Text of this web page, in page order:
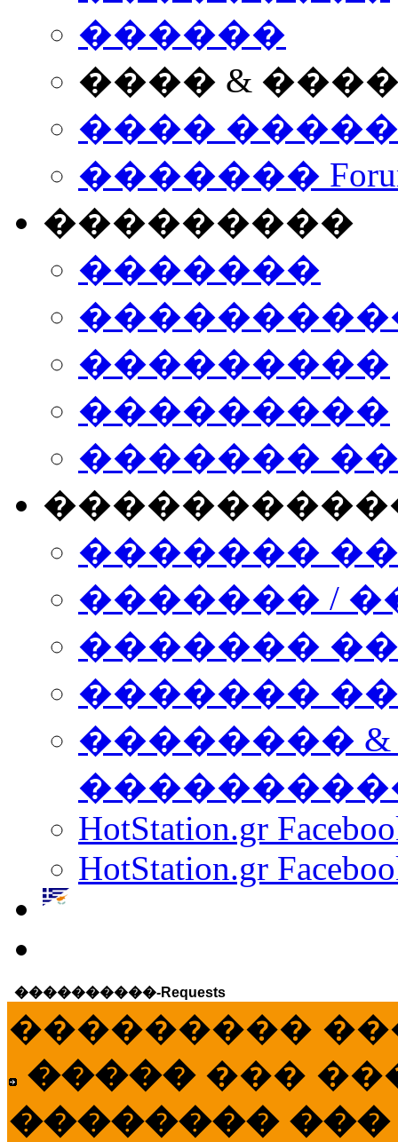
������
���� &
����
�������
���������
�������
���������
���������
�������
�������
������� /
�������
������� ���
��������
HotStation.gr
HotStation.gr
����������-Requests
���������
����� ���
��������